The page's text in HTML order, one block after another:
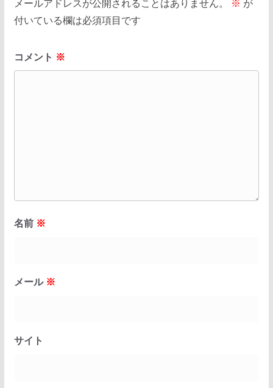
メールアドレスが公開されることはありません。 ※ が
付いている欄は必須項目です
コメント ※
名前 ※
メール ※
サイト